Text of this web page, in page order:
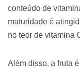
conteúdo de
maturidade é
no teor de vitamina
Além disso, a fruta